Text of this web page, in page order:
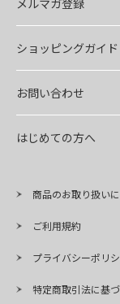
メルマガ登録
ショッピングガイド
お問い合わせ
はじめての方へ
商品のお取り扱い
ご利用規約
プライバシーポリ
特定商取引法に基